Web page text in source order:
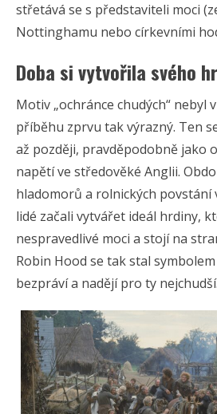
střetává se s představiteli moci
Nottinghamu nebo církevními
Doba si vytvořila svého
Motiv „ochránce chudých“ nebyl
příběhu zprvu tak výrazný. Ten
až později, pravděpodobně jako
napětí ve středověké Anglii.
hladomorů a rolnických povstání
lidé začali vytvářet ideál hrdiny,
nespravedlivé moci a stojí na
Robin Hood se tak stal
bezpráví a nadějí pro ty nejchudší.